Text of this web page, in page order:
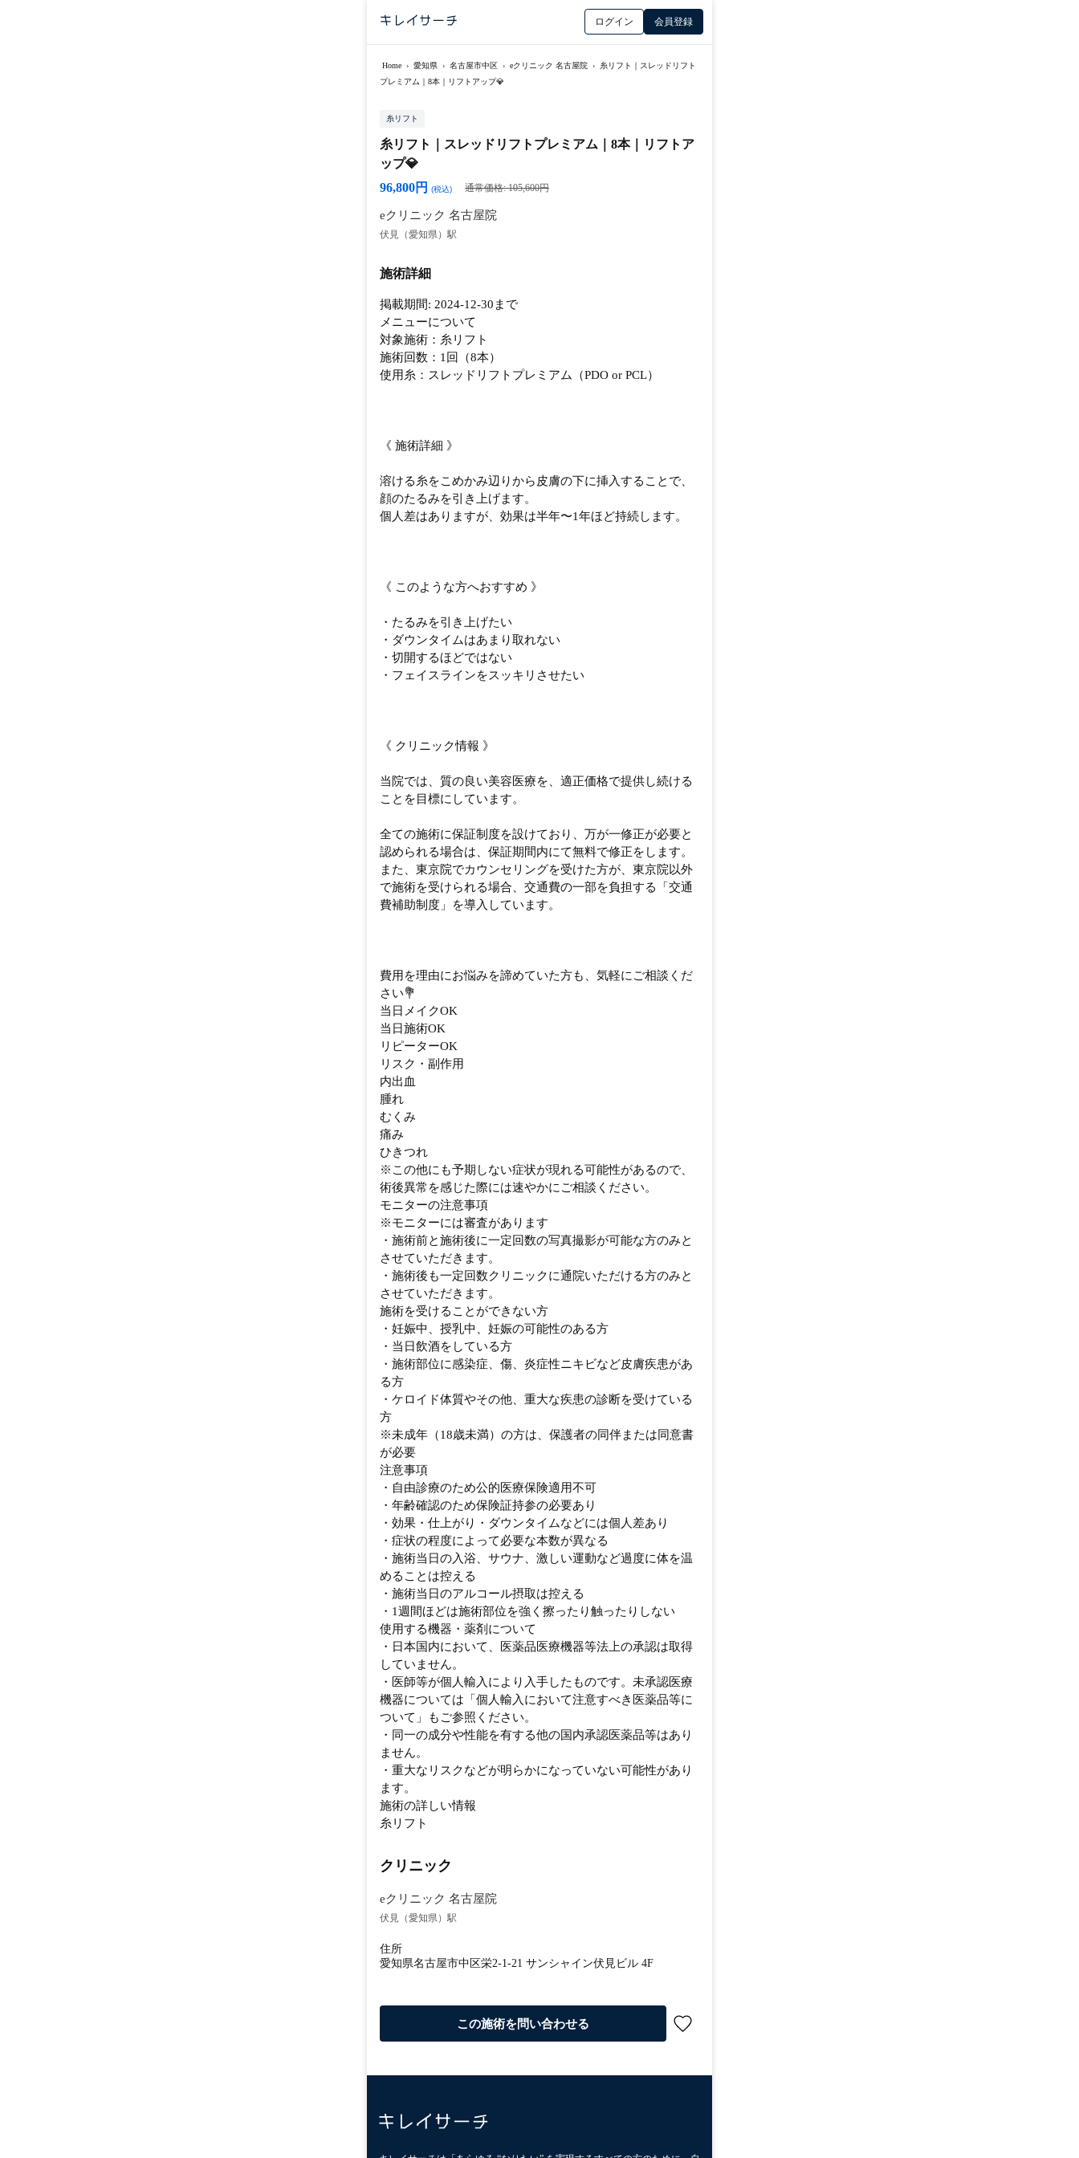
ログイン 会員登録
Home › 愛知県 › 名古屋市中区 › eクリニック 名古屋院 ›
糸リフト｜スレッドリフト
プレミアム｜8本｜リフトアップ💎
糸リフト
糸リフト｜スレッドリフトプレミアム｜8本｜リフトア
ップ💎
96,800円
(税込) 通常価格: 105,600円
eクリニック 名古屋院
伏見（愛知県）駅
施術詳細
掲載期間: 2024-12-30まで
メニューについて
対象施術：糸リフト
施術回数：1回（8本）
使用糸：スレッドリフトプレミアム（PDO or PCL）
《 施術詳細 》
溶ける糸をこめかみ辺りから皮膚の下に挿入することで、
顔のたるみを引き上げます。
個人差はありますが、効果は半年〜1年ほど持続します。
《 このような方へおすすめ 》
・たるみを引き上げたい
・ダウンタイムはあまり取れない
・切開するほどではない
・フェイスラインをスッキリさせたい
《 クリニック情報 》
当院では、質の良い美容医療を、適正価格で提供し続ける
ことを目標にしています。
全ての施術に保証制度を設けており、万が一修正が必要と
認められる場合は、保証期間内にて無料で修正をします。
また、東京院でカウンセリングを受けた方が、東京院以外
で施術を受けられる場合、交通費の一部を負担する「交通
費補助制度」を導入しています。
費用を理由にお悩みを諦めていた方も、気軽にご相談くだ
さい💐
当日メイクOK
当日施術OK
リピーターOK
リスク・副作用
内出血
腫れ
むくみ
痛み
ひきつれ
※この他にも予期しない症状が現れる可能性があるので、
術後異常を感じた際には速やかにご相談ください。
モニターの注意事項
※モニターには審査があります
・施術前と施術後に一定回数の写真撮影が可能な方のみと
させていただきます。
・施術後も一定回数クリニックに通院いただける方のみと
させていただきます。
施術を受けることができない方
・妊娠中、授乳中、妊娠の可能性のある方
・当日飲酒をしている方
・施術部位に感染症、傷、炎症性ニキビなど皮膚疾患があ
る方
・ケロイド体質やその他、重大な疾患の診断を受けている
方
※未成年（18歳未満）の方は、保護者の同伴または同意書
が必要
注意事項
・自由診療のため公的医療保険適用不可
・年齢確認のため保険証持参の必要あり
・効果・仕上がり・ダウンタイムなどには個人差あり
・症状の程度によって必要な本数が異なる
・施術当日の入浴、サウナ、激しい運動など過度に体を温
めることは控える
・施術当日のアルコール摂取は控える
・1週間ほどは施術部位を強く擦ったり触ったりしない
使用する機器・薬剤について
・日本国内において、医薬品医療機器等法上の承認は取得
していません。
・医師等が個人輸入により入手したものです。未承認医療
機器については「個人輸入において注意すべき医薬品等に
ついて」もご参照ください。
・同一の成分や性能を有する他の国内承認医薬品等はあり
ません。
・重大なリスクなどが明らかになっていない可能性があり
ます。
施術の詳しい情報
糸リフト
クリニック
eクリニック 名古屋院
伏見（愛知県）駅
住所
愛知県名古屋市中区栄2-1-21 サンシャイン伏見ビル 4F
この施術を問い合わせる